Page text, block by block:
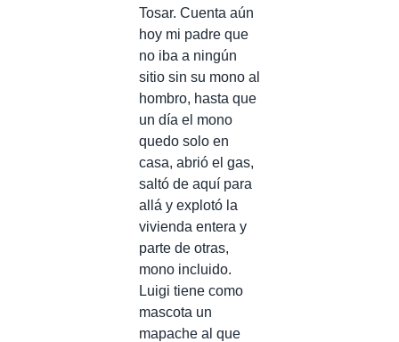
Tosar. Cuenta aún
hoy mi padre que
no iba a ningún
sitio sin su mono al
hombro, hasta que
un día el mono
quedo solo en
casa, abrió el gas,
saltó de aquí para
allá y explotó la
vivienda entera y
parte de otras,
mono incluido.
Luigi tiene como
mascota un
mapache al que